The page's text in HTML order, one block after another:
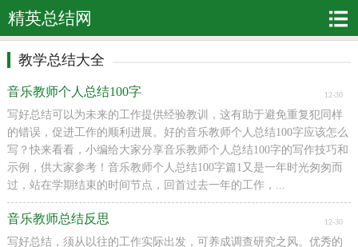
精英总结网
教学总结大全
音乐教师个人总结100字 12-30
写好总结可以为未来的工作提供经验教训，这有助于避免重复犯同样
的错误，促进工作的顺利进展。好的音乐教师个人总结100字应该怎么
写？快来看看，小编给大家分享音乐教师个人总结100字的写作技巧和
示例，供大家参考！音乐教师个人总结100字篇1又是一年时光匆匆而
过，站在学期结束的时间节点，回首过去一年的工作，...
音乐教师总结反思 12-30
写好总结，须从以往的工作实际出发，可养成调查研究之风。优秀的